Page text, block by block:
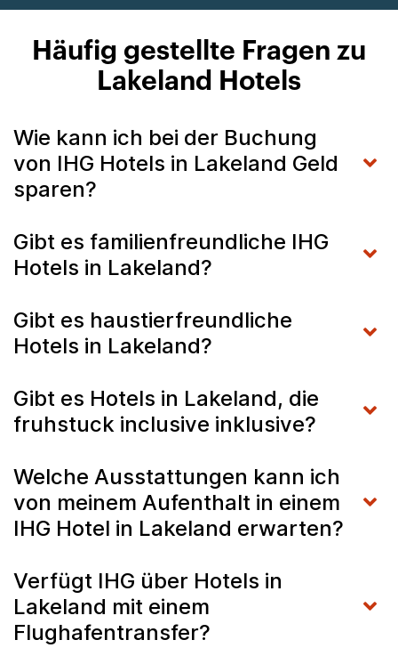
Häufig gestellte Fragen zu
Lakeland Hotels
Wie kann ich bei der Buchung
von IHG Hotels in Lakeland Geld
sparen?
Gibt es familienfreundliche IHG
Hotels in Lakeland?
Gibt es haustierfreundliche
Hotels in Lakeland?
Gibt es Hotels in Lakeland, die
fruhstuck inclusive inklusive?
Welche Ausstattungen kann ich
von meinem Aufenthalt in einem
IHG Hotel in Lakeland erwarten?
Verfügt IHG über Hotels in
Lakeland mit einem
Flughafentransfer?